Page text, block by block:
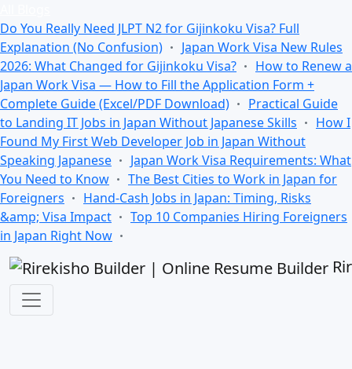
Do You Really Need JLPT N2 for Gijinkoku Visa? Full
Explanation (No Confusion)
Japan Work Visa New Rules
2026: What Changed for Gijinkoku Visa?
How to Renew a
Japan Work Visa — How to Fill the Application Form +
Complete Guide (Excel/PDF Download)
Practical Guide
to Landing IT Jobs in Japan Without Japanese Skills
How I
Found My First Web Developer Job in Japan Without
Speaking Japanese
Japan Work Visa Requirements: What
You Need to Know
The Best Cities to Work in Japan for
Foreigners
Hand-Cash Jobs in Japan: Timing, Risks
&amp; Visa Impact
Top 10 Companies Hiring Foreigners
in Japan Right Now